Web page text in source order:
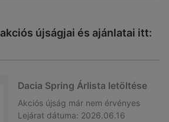
újságjai és ajánlatai itt:
Dacia Spring Árlista letöltése
Akciós újság már nem érvényes
Lejárat dátuma: 2026.06.16